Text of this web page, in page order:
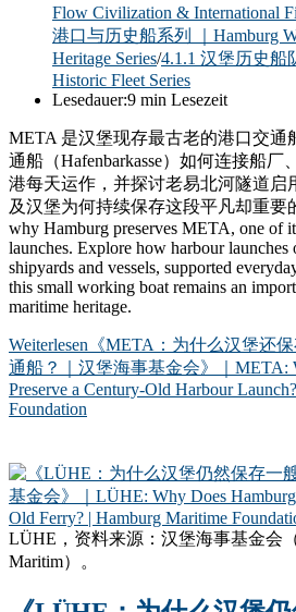
Flow Civilization & International
港口与历史船系列 ｜Hamburg
Heritage Series/4.1.1 汉堡历史船
Historic Fleet Series
Lesedauer:9 min Lesezeit
META 是汉堡现存最古老的港口交通
通船（Hafenbarkasse）如何连接船
港每天运作，并探讨老易北河隧道启
及汉堡为何持续保存这段平凡却重要
why Hamburg preserves META, one of
launches. Explore how harbour launches
shipyards and vessels, supported
this small working boat remains an
maritime heritage.
Weiterlesen 《META：为什么汉堡还
通船？｜汉堡海事基金会》｜META:
Preserve a Century-Old Harbour
Foundation
LÜHE，资料来源：汉堡海事基金会
Maritim）。